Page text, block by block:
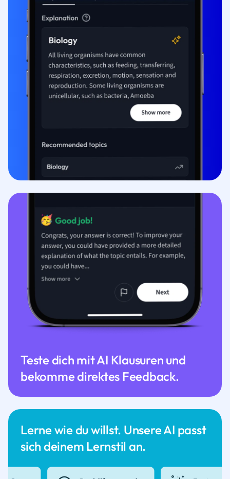
Lerne wie du willst. Unsere AI passt
sich deinem Lernstil an.
Teste dich mit AI Klausuren und
bekomme direktes Feedback.